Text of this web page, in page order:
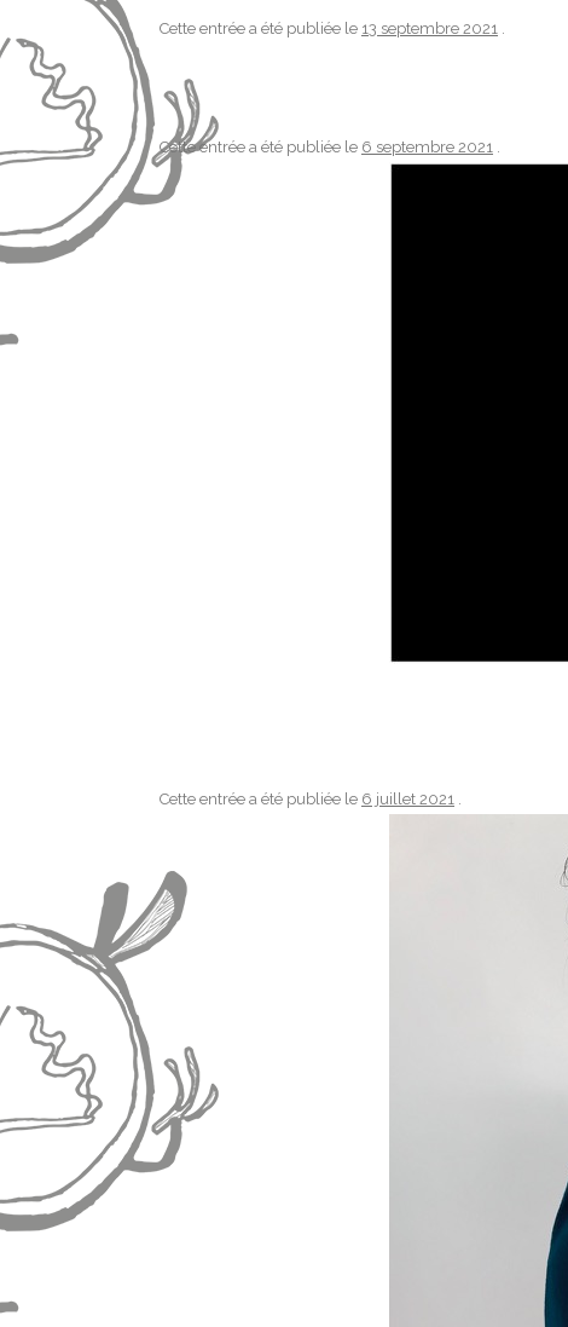
Cette entrée a été publiée le 13 septembre 2021 .
Cette entrée a été publiée le 6 septembre 2021 .
Cette entrée a été publiée le 6 juillet 2021 .